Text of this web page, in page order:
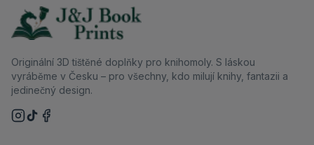
Originální 3D tištěné doplňky pro knihomoly. S láskou
vyráběme v Česku – pro všechny, kdo milují knihy, fantazii a
jedinečný design.